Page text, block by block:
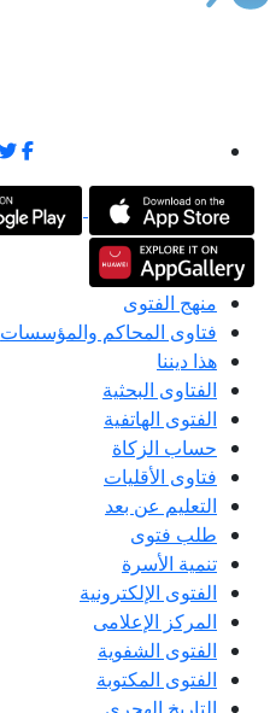
منهج الفتوى
فتاوى المحاكم والمؤسسات
هذا ديننا
الفتاوى البحثية
الفتوى الهاتفية
حساب الزكاة
فتاوى الأقليات
التعليم عن بعد
طلب فتوى
تنمية الأسرة
الفتوى الإلكترونية
المركز الإعلامى
الفتوى الشفوية
الفتوى المكتوبة